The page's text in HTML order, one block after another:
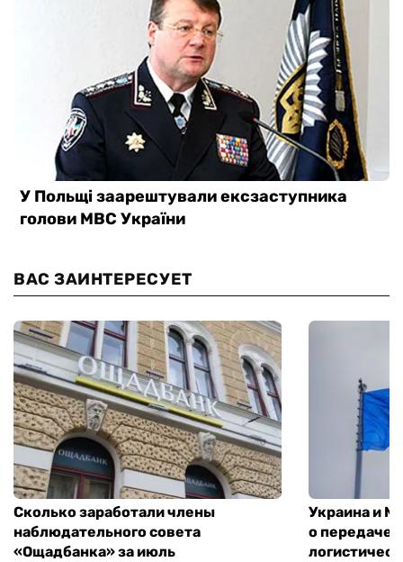
ВАС ЗАИНТЕРЕСУЕТ
Сколько заработали члены
наблюдательного совета
«Ощадбанка» за июль
Украина и
о передаче